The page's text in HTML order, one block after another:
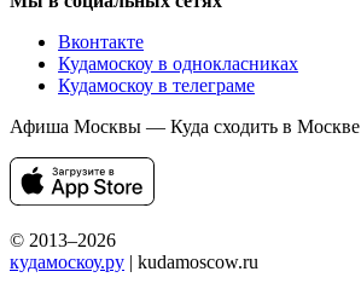
Вконтакте
Кудамоскоу в однокласниках
Кудамоскоу в телеграме
Афиша Москвы — Куда сходить в Москве
© 2013–2026
кудамоскоу.ру | kudamoscow.ru